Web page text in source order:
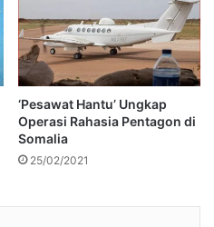
‘Pesawat Hantu’ Ungkap
Operasi Rahasia Pentagon di
Somalia
25/02/2021